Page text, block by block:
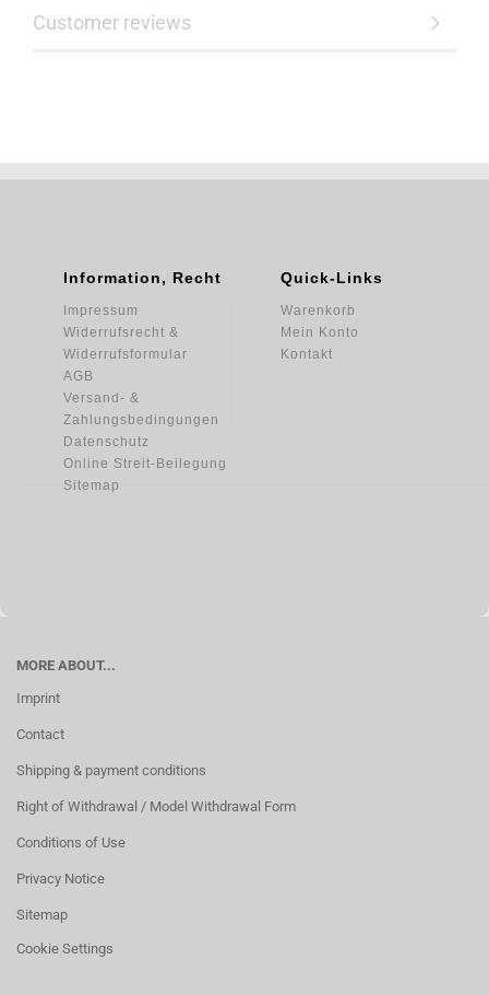
Customer reviews
Information, Recht
Impressum
Widerrufsrecht &
Widerrufsformular
AGB
Versand- &
Zahlungsbedingungen
Datenschutz
Online Streit-Beilegung
Sitemap
Quick-Links
Warenkorb
Mein Konto
Kontakt
MORE ABOUT...
Imprint
Contact
Shipping & payment conditions
Right of Withdrawal / Model Withdrawal Form
Conditions of Use
Privacy Notice
Sitemap
Cookie Settings